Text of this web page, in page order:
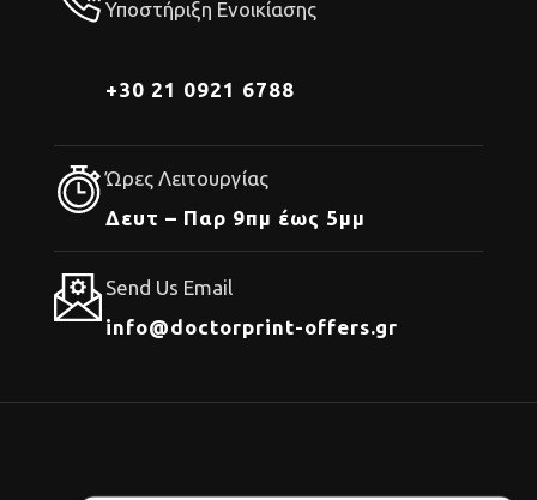
Υποστήριξη Ενοικίασης
+30 21 0921 6788
Ώρες Λειτουργίας
Δευτ – Παρ 9πμ έως 5μμ
Send Us Email
info@doctorprint-offers.gr